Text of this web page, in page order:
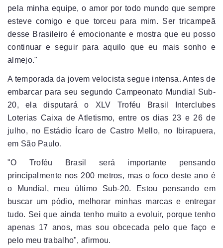
pela minha equipe, o amor por todo mundo que sempre
esteve comigo e que torceu para mim. Ser tricampeã
desse Brasileiro é emocionante e mostra que eu posso
continuar e seguir para aquilo que eu mais sonho e
almejo."
A temporada da jovem velocista segue intensa. Antes de
embarcar para seu segundo Campeonato Mundial Sub-
20, ela disputará o XLV Troféu Brasil Interclubes
Loterias Caixa de Atletismo, entre os dias 23 e 26 de
julho, no Estádio Ícaro de Castro Mello, no Ibirapuera,
em São Paulo.
"O Troféu Brasil será importante pensando
principalmente nos 200 metros, mas o foco deste ano é
o Mundial, meu último Sub-20. Estou pensando em
buscar um pódio, melhorar minhas marcas e entregar
tudo. Sei que ainda tenho muito a evoluir, porque tenho
apenas 17 anos, mas sou obcecada pelo que faço e
pelo meu trabalho", afirmou.